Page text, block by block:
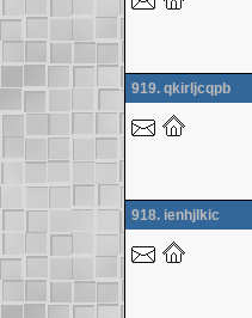
919. qkirljcqpb
918. ienhjlkic